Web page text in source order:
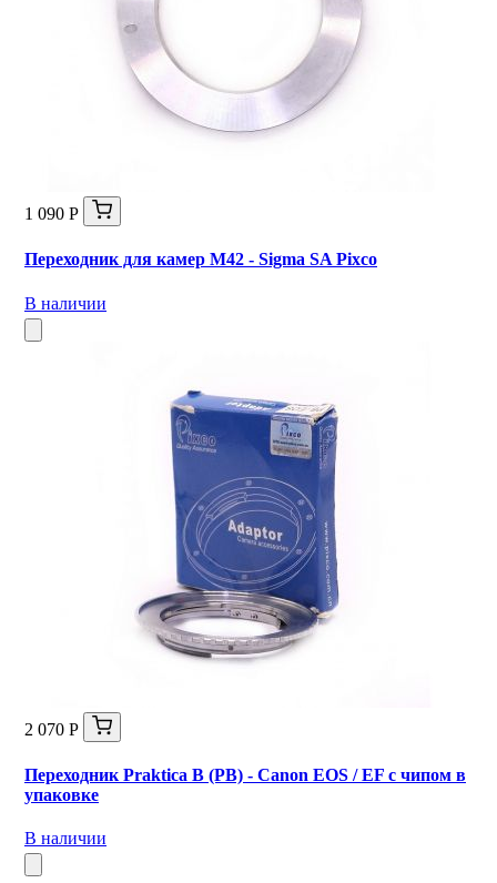
1 090 Р
Переходник для камер M42 - Sigma SA Pixco
В наличии
2 070 Р
Переходник Praktica B (PB) - Canon EOS / EF с чипом в
упаковке
В наличии